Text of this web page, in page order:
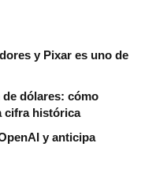
y Pixar es uno de
dólares: cómo
cifra histórica
y anticipa